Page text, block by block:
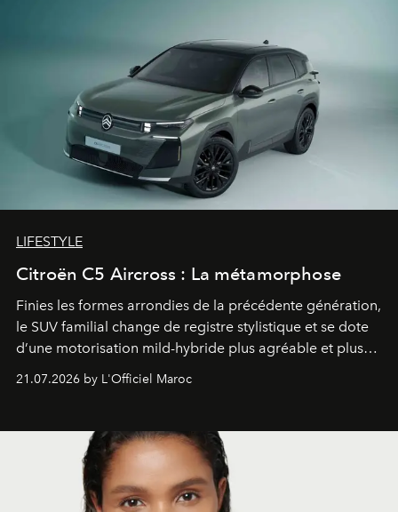
LIFESTYLE
Citroën C5 Aircross : La métamorphose
Finies les formes arrondies de la précédente génération,
le SUV familial change de registre stylistique et se dote
d’une motorisation mild-hybride plus agréable et plus
économe. à n’en pas douter, le nouveau C5 Aircross a
gagné en maturité.
21.07.2026 by L'Officiel Maroc